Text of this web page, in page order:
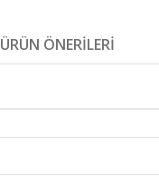
ÜRÜN ÖNERILERI